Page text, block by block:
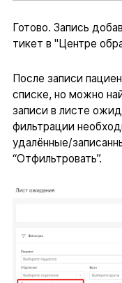
Готово. Запись
тикет в "Центре
После записи
списке, но можно
записи в листе
фильтрации
удалённые/
“Отфильтровать”.